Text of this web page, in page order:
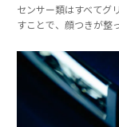
センサー類はすべてグ
すことで、顔つきが整